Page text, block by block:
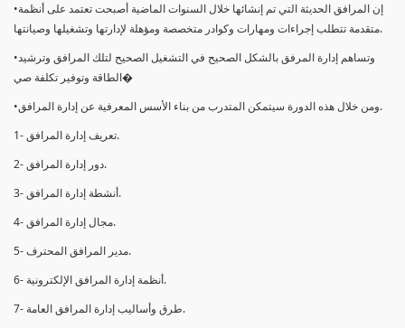
•إن المرافق الحديثة التي تم إنشائها خلال السنوات الماضية أصبحت تعتمد على أنظمة
متقدمة تتطلب إجراءات ومهارات وكوادر متخصصة ومؤهلة لإدارتها وتشغیلھا وصیانتھا.
•وتساهم إدارة المرفق بالشكل الصحيح في التشغيل الصحيح لتلك المرافق وترشيد
الطاقة وتوفير تكلفة صي�
•ومن خلال ھذه الدورة سيتمكن المتدرب من بناء الأسس المعرفية عن إدارة المرافق.
1- تعريف إدارة المرافق.
2- دور إدارة المرافق.
3- أنشطة إدارة المرافق.
4- مجال إدارة المرافق.
5- مدير المرافق المحترف.
6- أنظمة إدارة المرافق الإلكترونية.
7- طرق وأساليب إدارة المرافق العامة.